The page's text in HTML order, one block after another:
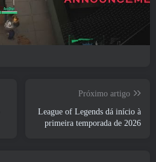
Próximo artigo
League of Legends dá início à
primeira temporada de 2026